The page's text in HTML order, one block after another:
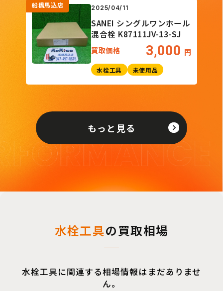
船橋馬込店 2025/04/11
SANEI シングルワンホール
混合栓 K87111JV-13-SJ
買取価格 3,000 円
水栓工具 未使用品
もっと見る
水栓工具の買取相場
水栓工具に関連する相場情報はまだありませ
ん。